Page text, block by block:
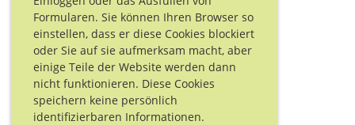
Formularen. Sie können Ihren Browser so
einstellen, dass er diese Cookies blockiert
oder Sie auf sie aufmerksam macht, aber
einige Teile der Website werden dann
nicht funktionieren. Diese Cookies
speichern keine persönlich
identifizierbaren Informationen.